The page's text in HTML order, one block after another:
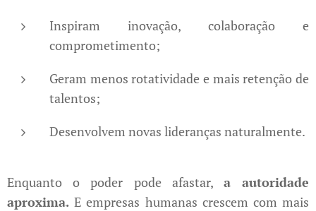
Inspiram inovação, colaboração e
comprometimento;
Geram menos rotatividade e mais retenção de
talentos;
Desenvolvem novas lideranças naturalmente.
Enquanto o poder pode afastar, a autoridade
aproxima. E empresas humanas crescem com mais